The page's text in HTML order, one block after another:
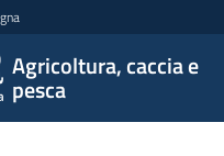
Agricoltura, caccia e
pesca
e